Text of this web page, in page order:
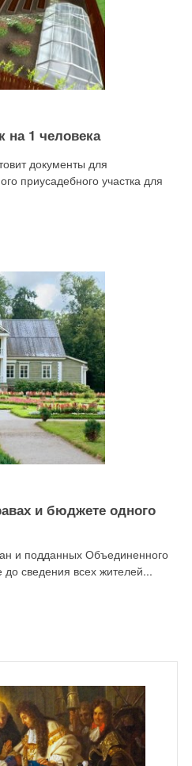
на 1 человека
документы для
приусадебного участка для
и бюджете одного
и подданных Объединенного
до сведения всех жителей...